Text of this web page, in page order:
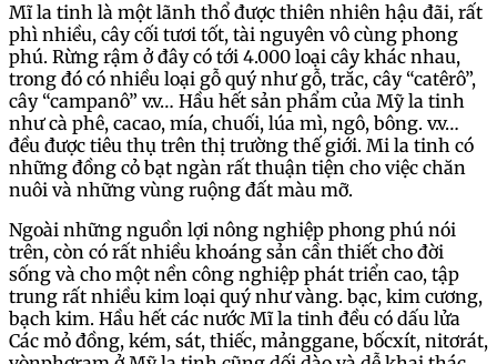
Mĩ la tinh là một lãnh thổ được thiên nhiên hậu đãi, rất
phì nhiều, cây cối tươi tốt, tài nguyên vô cùng phong
phú. Rừng rậm ở đây có tới 4.000 loại cây khác nhau,
trong đó có nhiều loại gỗ quý như gỗ, trắc, cây “catêrô”,
cây “campanô” v.v… Hầu hết sản phẩm của Mỹ la tinh
như cà phê, cacao, mía, chuối, lúa mì, ngô, bông. v.v…
đều được tiêu thụ trên thị trường thế giới. Mi la tinh có
những đồng cỏ bạt ngàn rất thuận tiện cho việc chăn
nuôi và những vùng ruộng đất màu mỡ.
Ngoài những nguồn lợi nông nghiệp phong phú nói
trên, còn có rất nhiều khoáng sản cần thiết cho đời
sống và cho một nền công nghiệp phát triển cao, tập
trung rất nhiều kim loại quý như vàng. bạc, kim cương,
bạch kim. Hầu hết các nước Mĩ la tinh đều có dấu lửa
Các mỏ đồng, kém, sát, thiếc, mảnggane, bốcxít, nitơrát,